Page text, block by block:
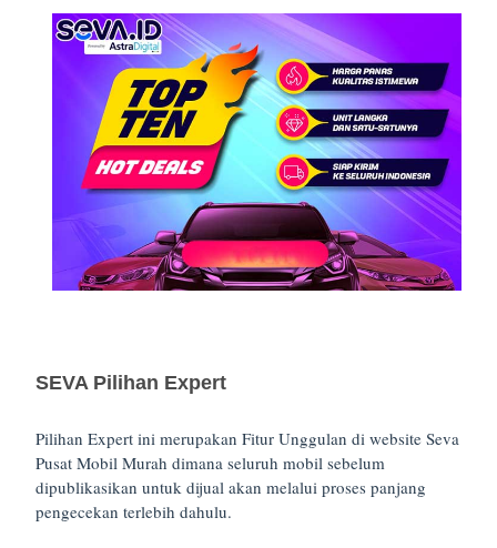
SEVA Pilihan Expert
Pilihan Expert ini merupakan Fitur Unggulan di website Seva
Pusat Mobil Murah dimana seluruh mobil sebelum
dipublikasikan untuk dijual akan melalui proses panjang
pengecekan terlebih dahulu.